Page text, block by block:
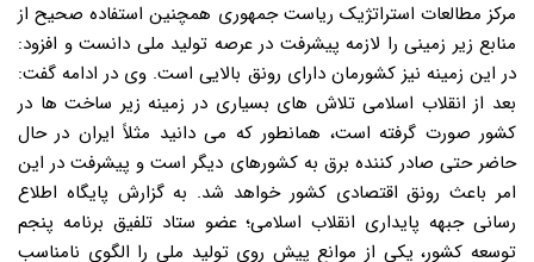
مرکز مطالعات استراتژیک ریاست جمهوری همچنین استفاده صحیح از
منابع زیر زمینی را لازمه پیشرفت در عرصه تولید ملی دانست و افزود:
در این زمینه نیز کشورمان دارای رونق بالایی است. وی در ادامه گفت:
بعد از انقلاب اسلامی تلاش های بسیاری در زمینه زیر ساخت ها در
کشور صورت گرفته است، همانطور که می دانید مثلاً ایران در حال
حاضر حتی صادر کننده برق به کشورهای دیگر است و پیشرفت در این
امر باعث رونق اقتصادی کشور خواهد شد. به گزارش پایگاه اطلاع
رسانی جبهه پایداری انقلاب اسلامی؛ عضو ستاد تلفیق برنامه پنجم
توسعه کشور، یکی از موانع پیش روی تولید ملی را الگوی نامناسب